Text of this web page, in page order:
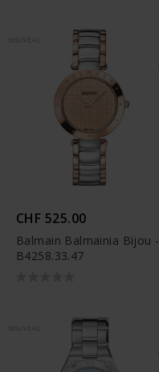
CHF 525.00
Balmain Balmainia Bijou -
B4258.33.47
NOUVEAU